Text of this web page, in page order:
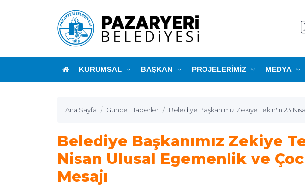
KURUMSAL BAŞKAN PROJELERIMIZ MEDYA
Ana Sayfa Güncel Haberler Belediye Başkanımız Zekiye Tekin'in 23
Belediye Başkanımız Zekiye
Nisan Ulusal Egemenlik ve
Mesajı